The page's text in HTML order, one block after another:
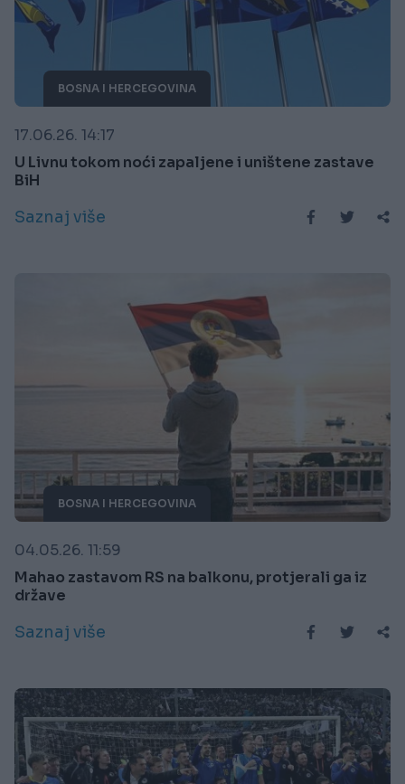
BOSNA I HERCEGOVINA
17.06.26. 14:17
U Livnu tokom noći zapaljene i uništene zastave
BiH
Saznaj više
BOSNA I HERCEGOVINA
04.05.26. 11:59
Mahao zastavom RS na balkonu, protjerali ga iz
države
Saznaj više